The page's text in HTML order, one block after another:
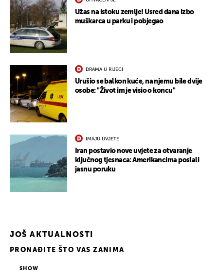
Užas na istoku zemlje! Usred dana izbo
muškarca u parku i pobjegao
DRAMA U RIJECI
Urušio se balkon kuće, na njemu bile dvije
osobe: "Život im je visio o koncu"
IMAJU UVJETE
Iran postavio nove uvjete za otvaranje
ključnog tjesnaca: Amerikancima poslali
jasnu poruku
JOŠ AKTUALNOSTI
PRONAĐITE ŠTO VAS ZANIMA
SHOW